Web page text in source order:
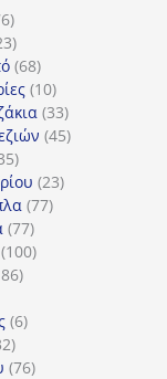
776
προϊόντα
23
προϊόντα
6868
προϊόντα
1010
προϊόντα
3333
προϊόντα
4545
35
προϊόντα
2323
7777
7777
προϊόντα
100100
186
66
32
προϊόντα
7676